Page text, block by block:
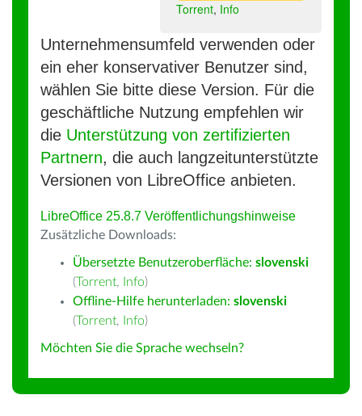
Torrent, Info
Unternehmensumfeld verwenden oder
ein eher konservativer Benutzer sind,
wählen Sie bitte diese Version. Für die
geschäftliche Nutzung empfehlen wir
die Unterstützung von zertifizierten
Partnern, die auch langzeitunterstützte
Versionen von LibreOffice anbieten.
LibreOffice 25.8.7 Veröffentlichungshinweise
Zusätzliche Downloads:
Übersetzte Benutzeroberfläche: slovenski
(Torrent, Info)
Offline-Hilfe herunterladen: slovenski
(Torrent, Info)
Möchten Sie die Sprache wechseln?